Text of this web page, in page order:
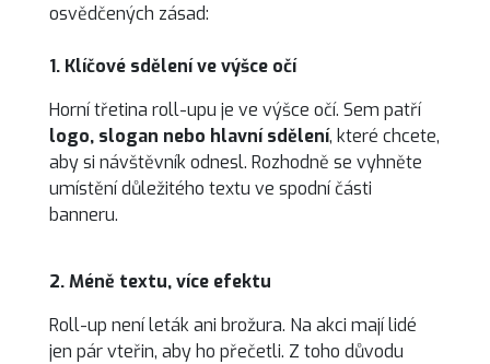
osvědčených zásad:
1. Klíčové sdělení ve výšce očí
Horní třetina roll-upu je ve výšce očí. Sem patří
logo, slogan nebo hlavní sdělení, které chcete,
aby si návštěvník odnesl. Rozhodně se vyhněte
umístění důležitého textu ve spodní části
banneru.
2. Méně textu, více efektu
Roll-up není leták ani brožura. Na akci mají lidé
jen pár vteřin, aby ho přečetli. Z toho důvodu